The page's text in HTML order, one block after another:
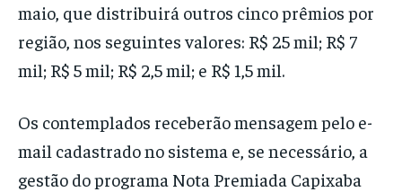
maio, que distribuirá outros cinco prêmios por
região, nos seguintes valores: R$ 25 mil; R$ 7
mil; R$ 5 mil; R$ 2,5 mil; e R$ 1,5 mil.
Os contemplados receberão mensagem pelo e-
mail cadastrado no sistema e, se necessário, a
gestão do programa Nota Premiada Capixaba